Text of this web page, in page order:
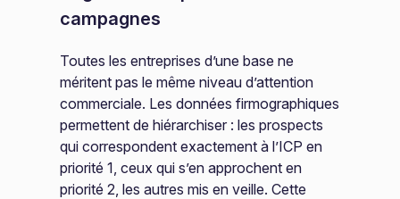
campagnes
Toutes les entreprises d’une base ne
méritent pas le même niveau d’attention
commerciale. Les données firmographiques
permettent de hiérarchiser : les prospects
qui correspondent exactement à l’ICP en
priorité 1, ceux qui s’en approchent en
priorité 2, les autres mis en veille. Cette